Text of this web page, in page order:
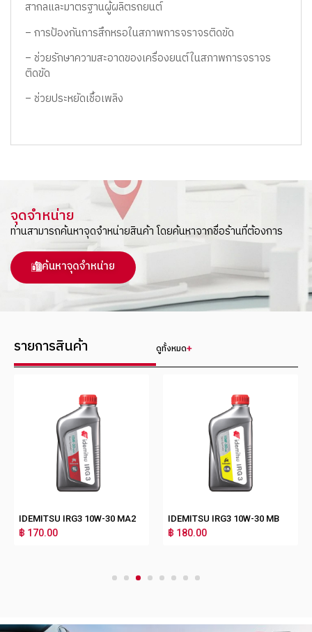
สากลและมาตรฐานผู้ผลิตรถยนต์
– การป้องกันการสึกหรอในสภาพการจราจรติดขัด
– ช่วยรักษาความสะอาดของเครื่องยนต์ในสภาพการจราจร
ติดขัด
– ช่วยประหยัดเชื้อเพลิง
จุดจำหน่าย
ท่านสามารถค้นหาจุดจำหน่ายสินค้า โดยค้นหาจากชื่อร้านที่ต้องการ
ค้นหาจุดจำหน่าย
รายการสินค้า ดูทั้งหมด
IDEMITSU IRG3 10W-30 MA2
฿ 170.00
IDEMITSU IRG3 10W-30 MB
฿ 180.00
4 5 6 7 8